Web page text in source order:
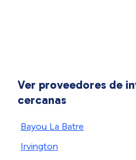
Ver proveedores de
cercanas
Bayou La Batre
Irvington